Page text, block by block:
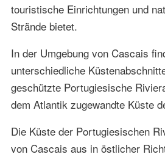
touristische Einrichtungen und
Strände bietet.
In der Umgebung von Cascais
unterschiedliche
geschützte Portugiesische
dem Atlantik zugewandte Küste
Die Küste der Portugiesischen
von Cascais aus in östlicher